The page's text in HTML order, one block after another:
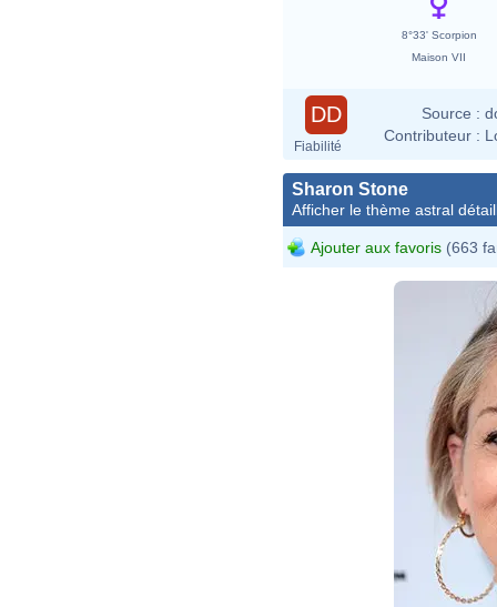
8°33' Scorpion
Maison VII
DD
Fiabilité
Source :
Contributeur :
Sharon Stone
Afficher le thème astral
Ajouter aux favoris (663